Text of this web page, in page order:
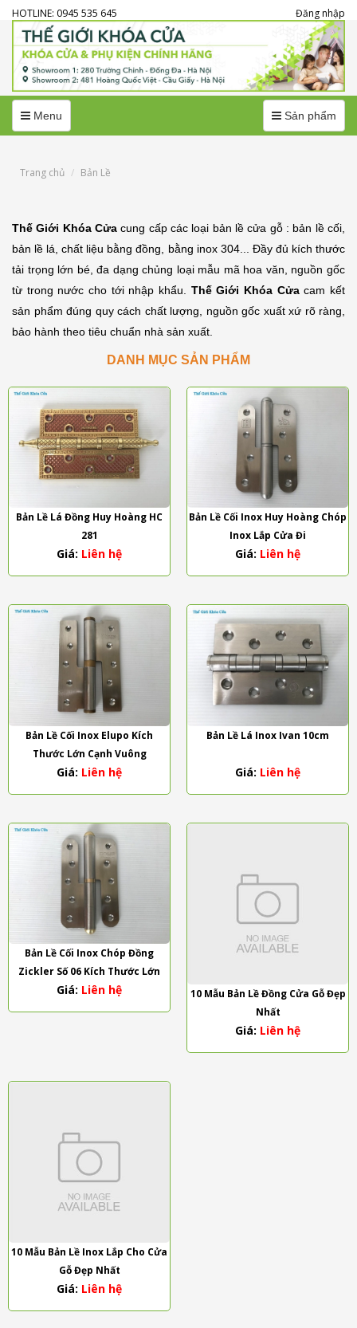
HOTLINE: 0945 535 645 Đăng nhập
MenuMenu MenuSản phẩm
Trang chủ Bản Lề
Thế Giới Khóa Cửa cung cấp các loại bản lề cửa gỗ : bản lề cối,
bản lề lá, chất liệu bằng đồng, bằng inox 304... Đầy đủ kích thước
tải trọng lớn bé, đa dạng chủng loại mẫu mã hoa văn, nguồn gốc
từ trong nước cho tới nhập khẩu. Thế Giới Khóa Cửacam kết
sản phẩm đúng quy cách chất lượng, nguồn gốc xuất xứ rõ ràng,
bảo hành theo tiêu chuẩn nhà sản xuất.
DANH MỤC SẢN PHẨM
Bản Lề Lá Đồng Huy Hoàng HC
281
Giá: Liên hệ
Bản Lề Cối Inox Huy Hoàng Chóp
Inox Lắp Cửa Đi
Giá: Liên hệ
Bản Lề Cối Inox Elupo Kích
Thước Lớn Cạnh Vuông
Giá: Liên hệ
Bản Lề Lá Inox Ivan 10cm
Giá: Liên hệ
Bản Lề Cối Inox Chóp Đồng
Zickler Số 06 Kích Thước Lớn
Giá: Liên hệ
10 Mẫu Bản Lề Đồng Cửa Gỗ Đẹp
Nhất
Giá: Liên hệ
10 Mẫu Bản Lề Inox Lắp Cho Cửa
Gỗ Đẹp Nhất
Giá: Liên hệ